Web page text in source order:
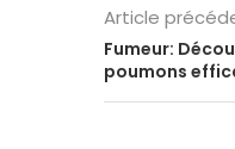
Article
Fumeur:
poumons